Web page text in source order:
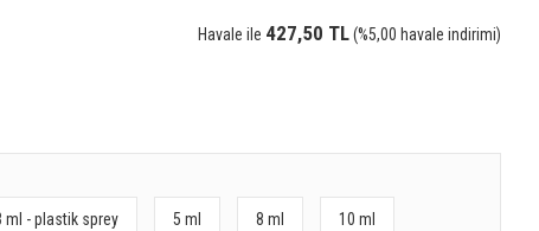
Havale ile 427,50 TL(%5,00 havale indirimi)
ml - plastik sprey 5 ml 8 ml 10 ml